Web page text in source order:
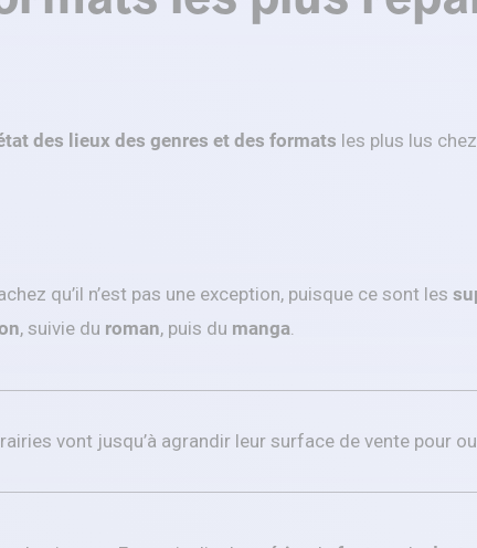
des lieux des genres et des formats les plus lus
qu’il n’est pas une exception, puisque ce sont les
, suivie du roman, puis du manga.
vont jusqu’à agrandir leur surface de vente pour